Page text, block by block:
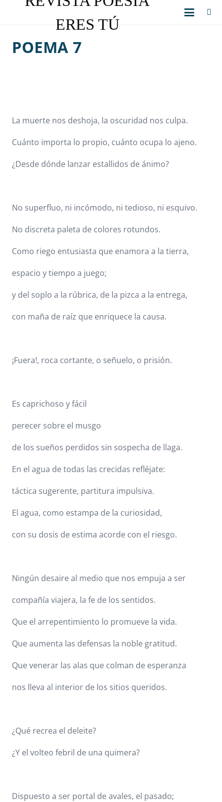
ERES TÚ
POEMA 7
La muerte nos deshoja, la oscuridad nos culpa.
Cuánto importa lo propio, cuánto ocupa lo ajeno.
¿Desde dónde lanzar estallidos de ánimo?
No superfluo, ni incómodo, ni tedioso, ni esquivo.
No discreta paleta de colores rotundos.
Como riego entusiasta que enamora a la tierra,
espacio y tiempo a juego;
y del soplo a la rúbrica, de la pizca a la entrega,
con maña de raíz que enriquece la causa.
¡Fuera!, roca cortante, o señuelo, o prisión.
Es caprichoso y fácil
perecer sobre el musgo
de los sueños perdidos sin sospecha de llaga.
En el agua de todas las crecidas refléjate:
táctica sugerente, partitura impulsiva.
El agua, como estampa de la curiosidad,
con su dosis de estima acorde con el riesgo.
Ningún desaire al medio que nos empuja a ser
compañía viajera, la fe de los sentidos.
Que el arrepentimiento lo promueve la vida.
Que aumenta las defensas la noble gratitud.
Que venerar las alas que colman de esperanza
nos lleva al interior de los sitios queridos.
¿Qué recrea el deleite?
¿Y el volteo febril de una quimera?
Dispuesto a ser portal de avales, el pasado;